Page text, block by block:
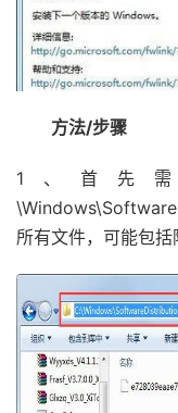
方法/步骤
1、首先
所有文件，可能包括